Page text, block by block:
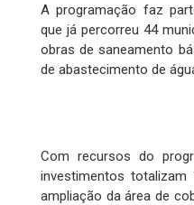
A programação faz
que já percorreu 44
obras de saneamento
de abastecimento de
Com recursos do
investimentos totalizam
ampliação da área de